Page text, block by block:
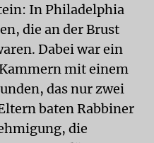
In Philadelphia
die an der Brust
Dabei war ein
mit einem
das nur zwei
baten Rabbiner
die